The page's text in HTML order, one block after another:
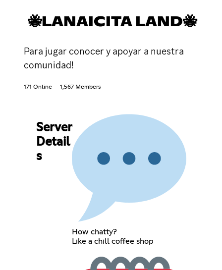
🐝LANAICITA LAND🐝
Para jugar conocer y apoyar a nuestra
comunidad!
171 Online 1,567 Members
Server
Detail
s
How chatty?
Like a chill coffee shop